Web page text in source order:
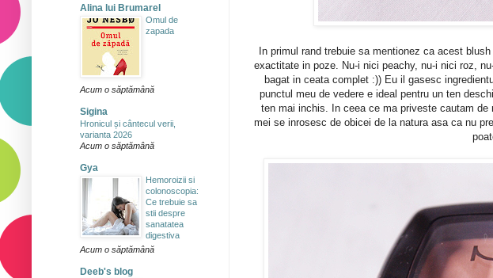
In primul rand trebuie sa mentionez ca acest
exactitate in poze. Nu-i nici peachy, nu-i nici roz,
bagat in ceata complet :)) Eu il gasesc
punctul meu de vedere e ideal pentru un ten
ten mai inchis. In ceea ce ma priveste cautam
mei se inrosesc de obicei de la natura asa ca nu
Alina lui Brumarel
Omul de
zapada
Acum o săptămână
Sigina
Hronicul și cântecul verii,
varianta 2026
Acum o săptămână
Gya
Hemoroizii si
colonoscopia:
Ce trebuie sa
stii despre
sanatatea
digestiva
Acum o săptămână
Deeb's blog